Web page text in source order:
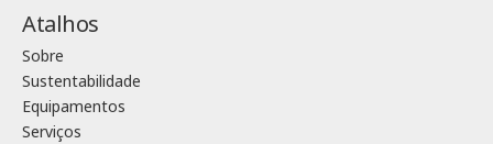
Atalhos
Sobre
Sustentabilidade
Equipamentos
Serviços